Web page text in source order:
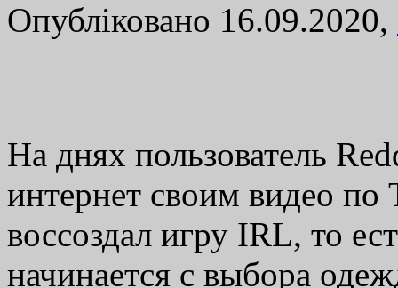
Опубліковано 16.09.2020,
На днях пользователь
интернет своим видео
воссоздал игру IRL, то
начинается с выбора